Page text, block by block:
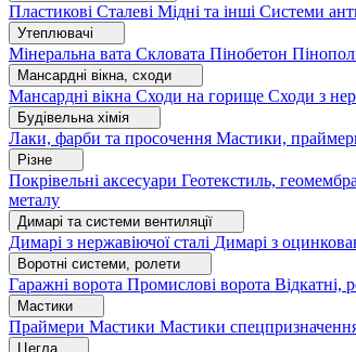
Пластикові Сталеві Мідні та інші Системи
Утеплювачі
Мінеральна вата Скловата Пінобетон
Мансардні вікна, сходи
Мансардні вікна Сходи на горище Сходи з
Будівельна хімія
Лаки, фарби та просочення Мастики,
Різне
Покрівельні аксесуари Геотекстиль,
металу
Димарі та системи вентиляції
Димарі з нержавіючої сталі Димарі з
Воротні системи, ролети
Гаражні ворота Промислові ворота Відкатні,
Мастики
Праймери Мастики Мастики
Цегла